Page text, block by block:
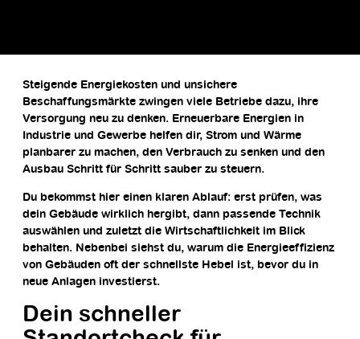
Steigende Energiekosten und unsichere
Beschaffungsmärkte zwingen viele Betriebe dazu, ihre
Versorgung neu zu denken. Erneuerbare Energien in
Industrie und Gewerbe helfen dir, Strom und Wärme
planbarer zu machen, den Verbrauch zu senken und den
Ausbau Schritt für Schritt sauber zu steuern.
Du bekommst hier einen klaren Ablauf: erst prüfen, was
dein Gebäude wirklich hergibt, dann passende Technik
auswählen und zuletzt die Wirtschaftlichkeit im Blick
behalten. Nebenbei siehst du, warum die Energieeffizienz
von Gebäuden oft der schnellste Hebel ist, bevor du in
neue Anlagen investierst.
Dein schneller